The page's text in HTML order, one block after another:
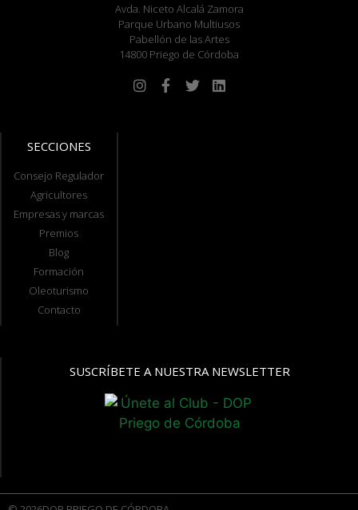
Avda. Niceto Alcalá Zamora
Parque Urbano Multiusos
Pabellón de las Artes
14800 Priego de Córdoba
SECCIONES
Consejo Regulador
Agricultores
Empresas y marcas
Premios
Blog
Formación
Oleoturismo
Contacto
SUSCRÍBETE A NUESTRA NEWSLETTER